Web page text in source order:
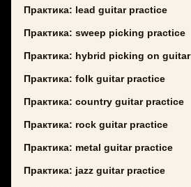
Практика: lead guitar practice
Практика: sweep picking practice
Практика: hybrid picking on guitar
Практика: folk guitar practice
Практика: country guitar practice
Практика: rock guitar practice
Практика: metal guitar practice
Практика: jazz guitar practice